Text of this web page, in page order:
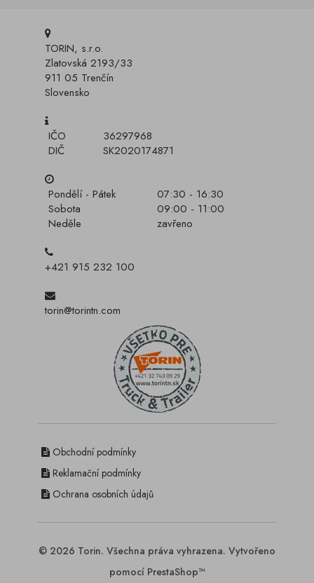
TORIN, s.r.o.
Zlatovská 2193/33
911 05 Trenčín
Slovensko
IČO
36297968
DIČ
SK2020174871
Pondělí - Pátek
07:30 - 16:30
Sobota
09:00 - 11:00
Neděle
zavřeno
+421 915 232 100
torin@torintn.com
Obchodní podmínky
Reklamační podmínky
Ochrana osobních údajů
© 2026 Torin. Všechna práva vyhrazena. Vytvořeno
pomocí PrestaShop™